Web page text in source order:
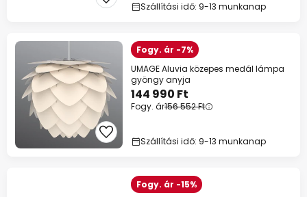
Szállítási idő: 9-13 munkanap
Fogy. ár -7%
UMAGE Aluvia közepes medál lámpa
gyöngy anyja
144 990 Ft
Fogy. ár156 552 Ft
Szállítási idő: 9-13 munkanap
Fogy. ár -15%